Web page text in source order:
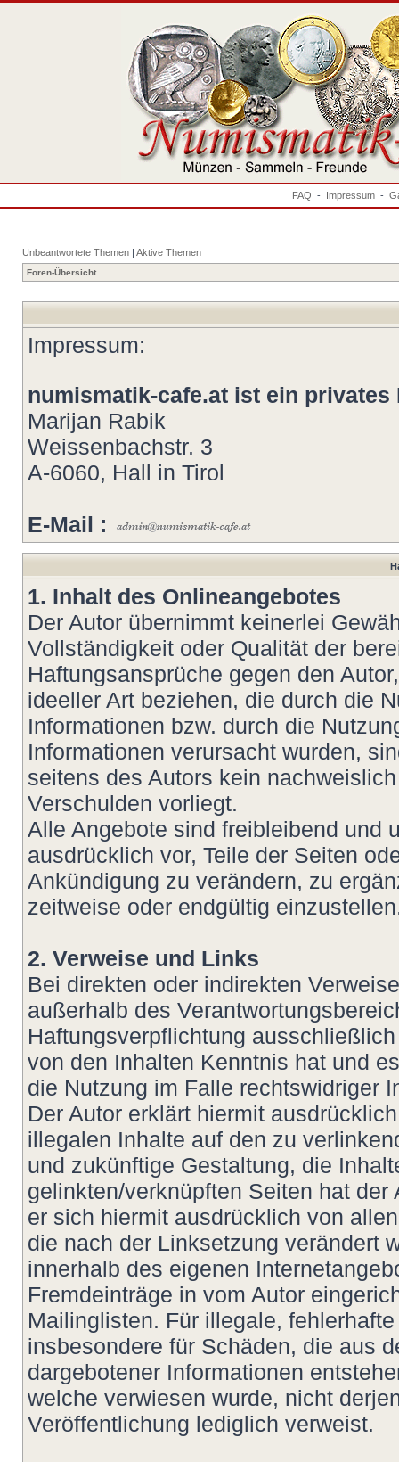
FAQ - Impressum -
Unbeantwortete Themen | Aktive Themen
Foren-Übersicht
Impressum:
numismatik-cafe.at ist ein privates
Marijan Rabik
Weissenbachstr. 3
A-6060, Hall in Tirol
E-Mail :
1. Inhalt des Onlineangebotes
Der Autor übernimmt keinerlei
Vollständigkeit oder Qualität der
Haftungsansprüche gegen den
ideeller Art beziehen, die durch die
Informationen bzw. durch die
Informationen verursacht wurden,
seitens des Autors kein
Verschulden vorliegt.
Alle Angebote sind freibleibend und
ausdrücklich vor, Teile der Seiten
Ankündigung zu verändern, zu
zeitweise oder endgültig
2. Verweise und Links
Bei direkten oder indirekten
außerhalb des
Haftungsverpflichtung
von den Inhalten Kenntnis hat und
die Nutzung im Falle rechtswidriger
Der Autor erklärt hiermit
illegalen Inhalte auf den zu
und zukünftige Gestaltung, die
gelinkten/verknüpften Seiten hat
er sich hiermit ausdrücklich von
die nach der Linksetzung verändert
innerhalb des eigenen
Fremdeinträge in vom Autor
Mailinglisten. Für illegale,
insbesondere für Schäden, die aus
dargebotener Informationen
welche verwiesen wurde, nicht
Veröffentlichung lediglich verweist.